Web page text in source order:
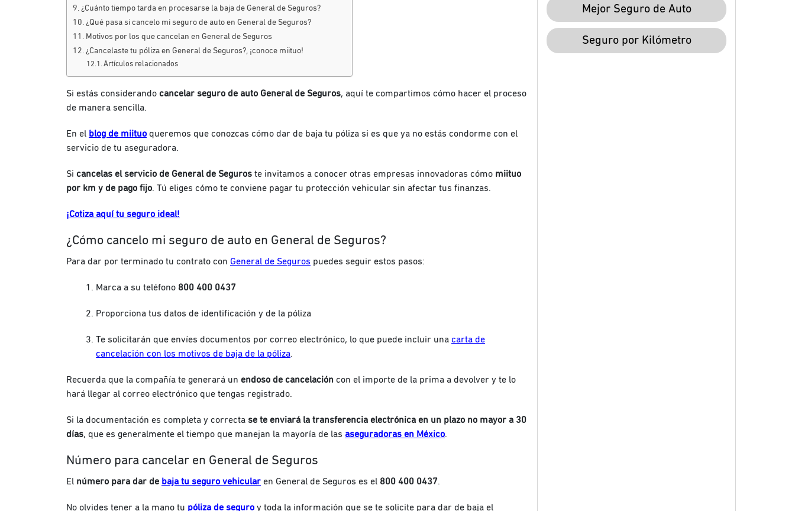
Mejor Seguro de Auto
Seguro por Kilómetro
¿Cuánto tiempo tarda en procesarse la baja de General de Seguros?
¿Qué pasa si cancelo mi seguro de auto en General de Seguros?
Motivos por los que cancelan en General de Seguros
¿Cancelaste tu póliza en General de Seguros?, ¡conoce miituo!
Artículos relacionados
Si estás considerando cancelar seguro de auto General de Seguros, aquí te compartimos cómo hacer el proceso
de manera sencilla.
En el blog de miituo queremos que conozcas cómo dar de baja tu póliza si es que ya no estás condorme con el
servicio de tu aseguradora.
Si cancelas el servicio de General de Seguros te invitamos a conocer otras empresas innovadoras cómo miituo
por km y de pago fijo. Tú eliges cómo te conviene pagar tu protección vehicular sin afectar tus finanzas.
¡Cotiza aquí tu seguro ideal!
¿Cómo cancelo mi seguro de auto en General de Seguros?
Para dar por terminado tu contrato con General de Seguros puedes seguir estos pasos:
Marca a su teléfono 800 400 0437
Proporciona tus datos de identificación y de la póliza
Te solicitarán que envíes documentos por correo electrónico, lo que puede incluir una carta de
cancelación con los motivos de baja de la póliza.
Recuerda que la compañía te generará un endoso de cancelación con el importe de la prima a devolver y te lo
hará llegar al correo electrónico que tengas registrado.
Si la documentación es completa y correcta se te enviará la transferencia electrónica en un plazo no mayor a 30
días, que es generalmente el tiempo que manejan la mayoría de las aseguradoras en México.
Número para cancelar en General de Seguros
El número para dar de baja tu seguro vehicular en General de Seguros es el 800 400 0437.
No olvides tener a la mano tu póliza de seguro y toda la información que se te solicite para dar de baja el